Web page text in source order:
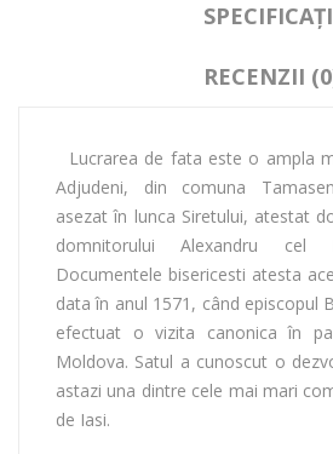
RECENZII
Lucrarea de fata este o ampla
Adjudeni, din comuna
asezat în lunca Siretului, atestat
domnitorului Alexandru cel
Documentele bisericesti atesta
data în anul 1571, când episcopul
efectuat o vizita canonica în
Moldova. Satul a cunoscut o
astazi una dintre cele mai mari
de Iasi.